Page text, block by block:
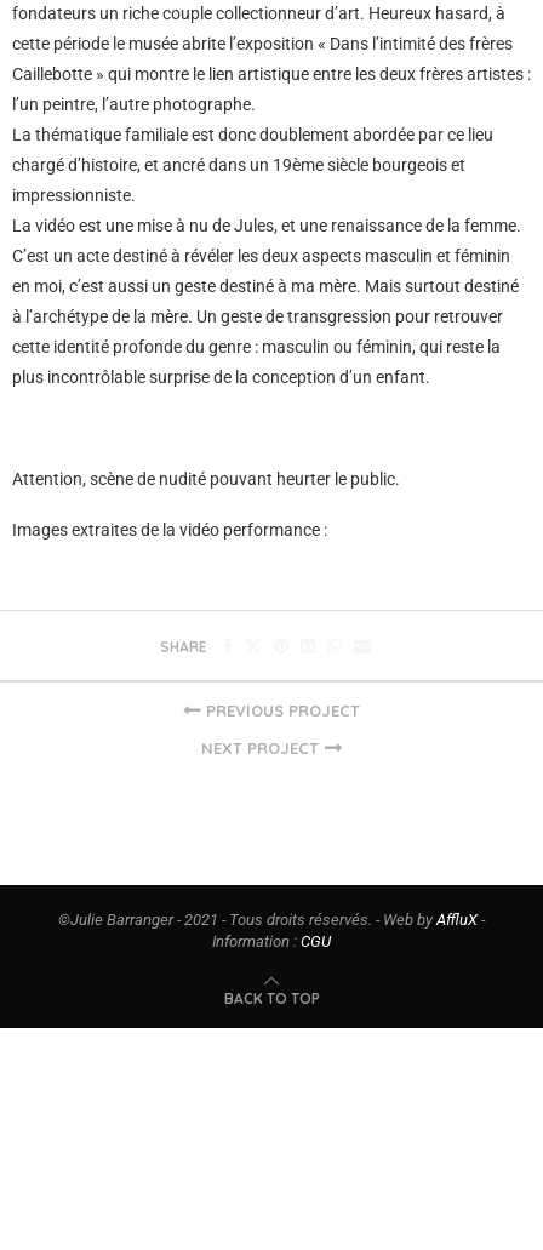
fondateurs un riche couple collectionneur d’art. Heureux hasard, à
cette période le musée abrite l’exposition « Dans l’intimité des frères
Caillebotte » qui montre le lien artistique entre les deux frères artistes :
l’un peintre, l’autre photographe.
La thématique familiale est donc doublement abordée par ce lieu
chargé d’histoire, et ancré dans un 19ème siècle bourgeois et
impressionniste.
La vidéo est une mise à nu de Jules, et une renaissance de la femme.
C’est un acte destiné à révéler les deux aspects masculin et féminin
en moi, c’est aussi un geste destiné à ma mère. Mais surtout destiné
à l’archétype de la mère. Un geste de transgression pour retrouver
cette identité profonde du genre : masculin ou féminin, qui reste la
plus incontrôlable surprise de la conception d’un enfant.
Attention, scène de nudité pouvant heurter le public.
Images extraites de la vidéo performance :
SHARE
PREVIOUS PROJECT
NEXT PROJECT
©Julie Barranger - 2021 - Tous droits réservés. - Web by AffluX -
Information : CGU
BACK TO TOP